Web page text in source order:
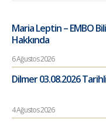
Maria Leptin – EMBO
Hakkında
6 Ağustos 2026
Dilmer 03.08.2026
4 Ağustos 2026